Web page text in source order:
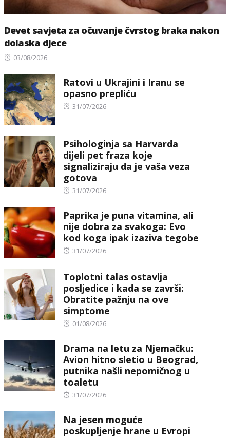
Devet savjeta za očuvanje čvrstog braka nakon
dolaska djece
Posted
03/08/2026
Ratovi u Ukrajini i Iranu se
opasno prepliću
Posted
31/07/2026
Psihologinja sa Harvarda
dijeli pet fraza koje
signaliziraju da je vaša veza
gotova
Posted
31/07/2026
Paprika je puna vitamina, ali
nije dobra za svakoga: Evo
kod koga ipak izaziva tegobe
Posted
31/07/2026
Toplotni talas ostavlja
posljedice i kada se završi:
Obratite pažnju na ove
simptome
Posted
01/08/2026
Drama na letu za Njemačku:
Avion hitno sletio u Beograd,
putnika našli nepomičnog u
toaletu
Posted
31/07/2026
Na jesen moguće
poskupljenje hrane u Evropi